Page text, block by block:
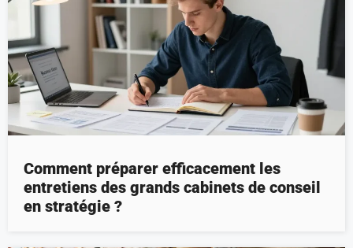
Comment préparer efficacement les
entretiens des grands cabinets de conseil
en stratégie ?